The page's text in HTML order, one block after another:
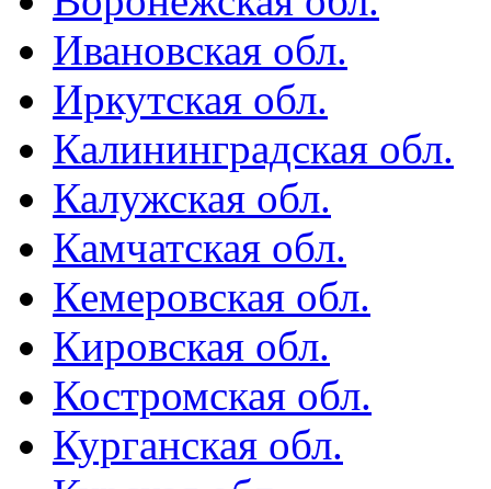
Ивановская обл.
Иркутская обл.
Калининградская обл.
Калужская обл.
Камчатская обл.
Кемеровская обл.
Кировская обл.
Костромская обл.
Курганская обл.